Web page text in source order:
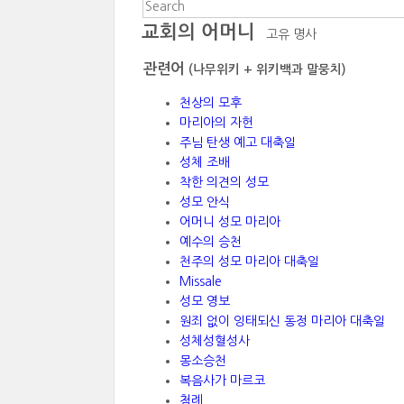
교회의 어머니 고유 명사
관련어 (나무위키 + 위키백과 말뭉치)
천상의 모후
마리아의 자헌
주님 탄생 예고 대축일
성체 조배
착한 의견의 성모
성모 안식
어머니 성모 마리아
예수의 승천
천주의 성모 마리아 대축일
Missale
성모 영보
원죄 없이 잉태되신 동정 마리아 대축일
성체성혈성사
몽소승천
복음사가 마르코
첨례